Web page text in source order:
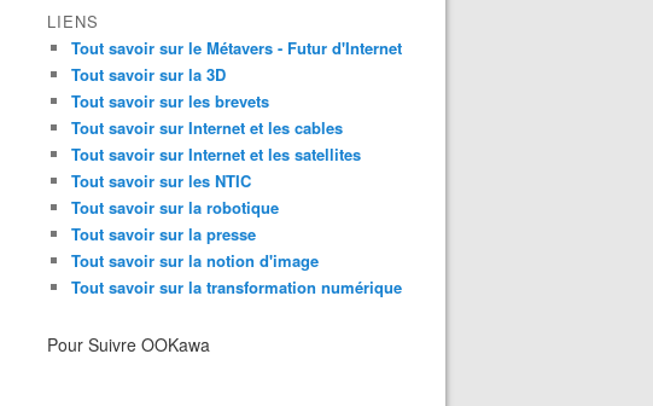
LIENS
Tout savoir sur le Métavers - Futur d'Internet
Tout savoir sur la 3D
Tout savoir sur les brevets
Tout savoir sur Internet et les cables
Tout savoir sur Internet et les satellites
Tout savoir sur les NTIC
Tout savoir sur la robotique
Tout savoir sur la presse
Tout savoir sur la notion d'image
Tout savoir sur la transformation numérique
Pour Suivre OOKawa